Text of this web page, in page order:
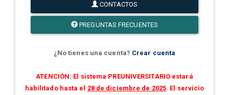
CONTACTOS
PREGUNTAS FRECUENTES
¿No tienes una cuenta? Crear cuenta
ATENCIÓN: El sistema PREUNIVERSITARIO estará
habilitado hasta el 28 de diciembre de 2025. El servicio